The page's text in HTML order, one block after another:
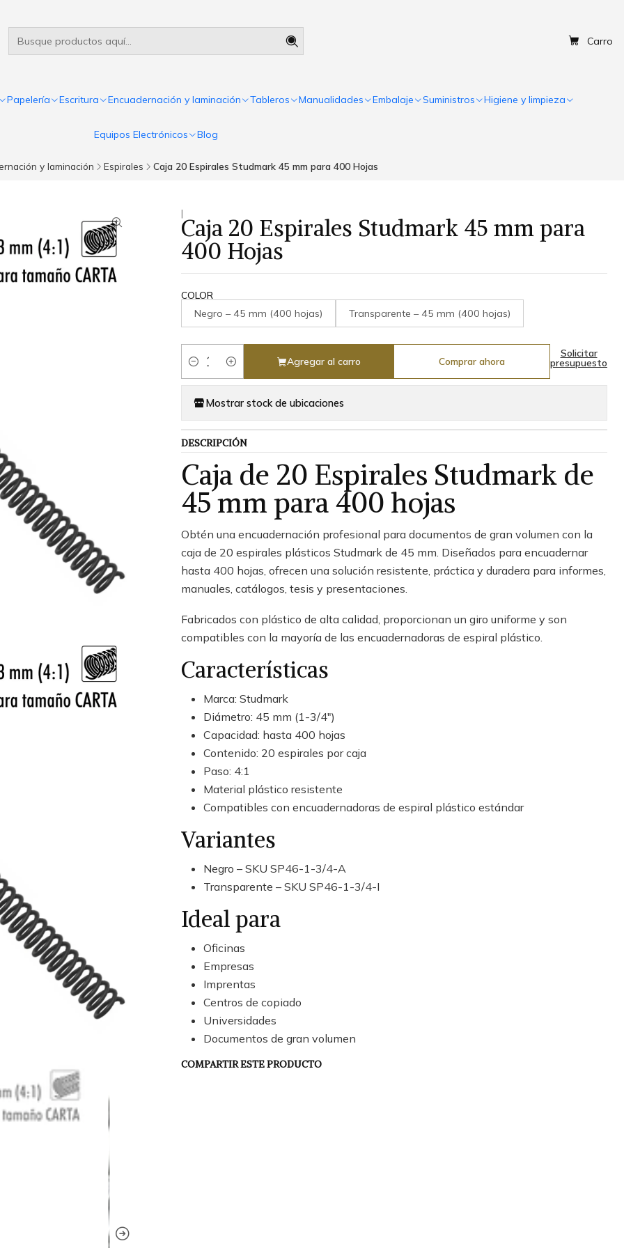
Carro
Papelería Escritura Encuadernación y laminación Tableros Manualidades Embalaje Suministros Higiene y limpieza
Equipos Electrónicos Blog
y laminación Espirales Caja 20 Espirales Studmark 45 mm para 400 Hojas
|
Caja 20 Espirales Studmark 45 mm para
400 Hojas
COLOR
Negro – 45 mm (400 hojas) Transparente – 45 mm (400 hojas)
Cantidad
Agregar al carro Comprar ahora
Solicitar
presupuesto
Mostrar stock de ubicaciones
DESCRIPCIÓN
Caja de 20 Espirales Studmark de
45 mm para 400 hojas
Obtén una encuadernación profesional para documentos de gran volumen con la
caja de 20 espirales plásticos Studmark de 45 mm. Diseñados para encuadernar
hasta 400 hojas, ofrecen una solución resistente, práctica y duradera para informes,
manuales, catálogos, tesis y presentaciones.
Fabricados con plástico de alta calidad, proporcionan un giro uniforme y son
compatibles con la mayoría de las encuadernadoras de espiral plástico.
Características
Marca: Studmark
Diámetro: 45 mm (1-3/4")
Capacidad: hasta 400 hojas
Contenido: 20 espirales por caja
Paso: 4:1
Material plástico resistente
Compatibles con encuadernadoras de espiral plástico estándar
Variantes
Negro – SKU SP46-1-3/4-A
Transparente – SKU SP46-1-3/4-I
Ideal para
Oficinas
Empresas
Imprentas
Centros de copiado
Universidades
Documentos de gran volumen
COMPARTIR ESTE PRODUCTO